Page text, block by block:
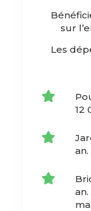
sur
Les
12
an.